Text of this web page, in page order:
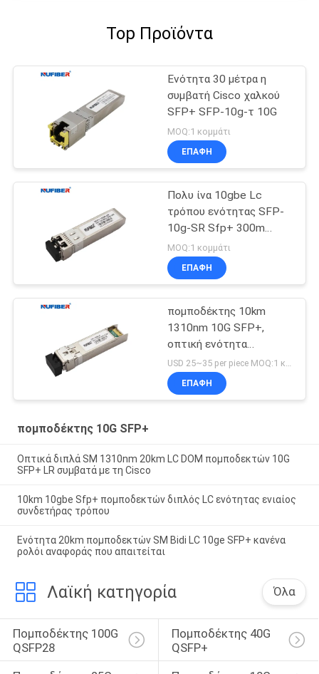
Top Προϊόντα
Ενότητα 30 μέτρα η
συμβατή Cisco χαλκού
SFP+ SFP-10g-τ 10G
MOQ:1 κομμάτι
ΕΠΑΦΉ
Πολυ ίνα 10gbe Lc
τρόπου ενότητας SFP-
10g-SR Sfp+ 300m
850nm
MOQ:1 κομμάτι
ΕΠΑΦΉ
πομποδέκτης 10km
1310nm 10G SFP+,
οπτική ενότητα
πομποδεκτών LC DDMUSD 25~35 per piece MOQ:1 κομμάτι
ΕΠΑΦΉ
πομποδέκτης 10G SFP+
Οπτικά διπλά SM 1310nm 20km LC DOM πομποδεκτών 10G
SFP+ LR συμβατά με τη Cisco
10km 10gbe Sfp+ πομποδεκτών διπλός LC ενότητας ενιαίος
συνδετήρας τρόπου
Ενότητα 20km πομποδεκτών SM Bidi LC 10ge SFP+ κανένα
ρολόι αναφοράς που απαιτείται
Λαϊκή κατηγορία Όλα
Πομποδέκτης 100G
QSFP28
Πομποδέκτης 40G
QSFP+